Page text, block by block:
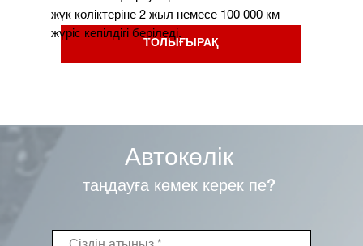
ТОЛЫҒЫРАҚ
жүк көліктеріне 2 жыл немесе 100 000 км
жүріс кепілдігі беріледі.
Автокөлік
таңдауға көмек керек пе?